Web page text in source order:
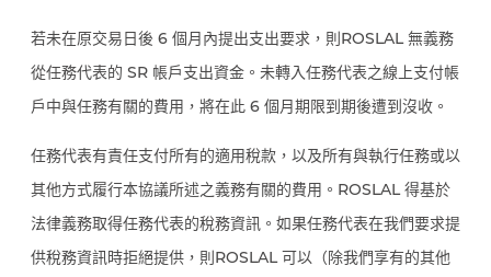
若未在原交易日後 6 個月內提出支出要求，則ROSLAL 無義務
從任務代表的 SR 帳戶支出資金。未轉入任務代表之線上支付帳
戶中與任務有關的費用，將在此 6 個月期限到期後遭到沒收。
任務代表有責任支付所有的適用稅款，以及所有與執行任務或以
其他方式履行本協議所述之義務有關的費用。ROSLAL 得基於
法律義務取得任務代表的稅務資訊。如果任務代表在我們要求提
供稅務資訊時拒絕提供，則ROSLAL 可以（除我們享有的其他